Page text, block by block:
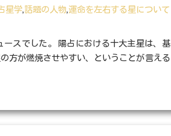
星学,話題の人物,運命を左右する星について
スでした。 陽占における十大主星は、基
方が燃焼させやすい、ということが言える